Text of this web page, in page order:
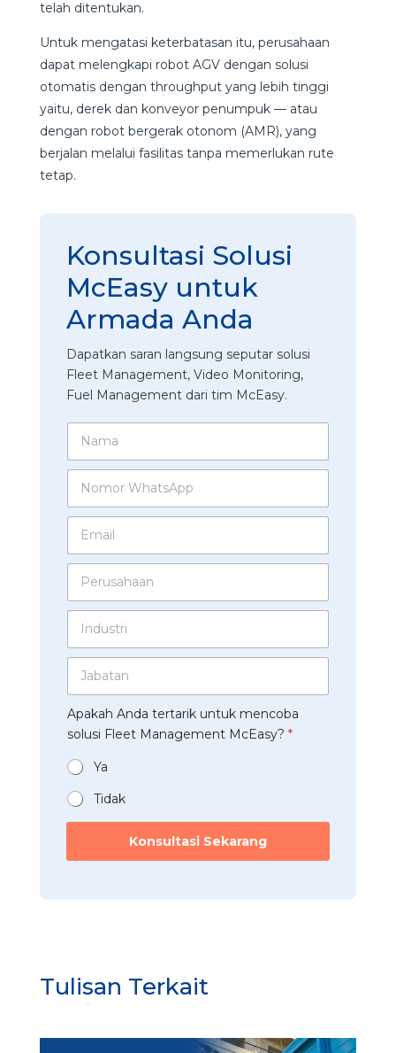
telah ditentukan.
Untuk mengatasi keterbatasan itu, perusahaan
dapat melengkapi robot AGV dengan solusi
otomatis dengan throughput yang lebih tinggi
yaitu, derek dan konveyor penumpuk — atau
dengan robot bergerak otonom (AMR), yang
berjalan melalui fasilitas tanpa memerlukan rute
tetap.
Konsultasi Solusi
McEasy untuk
Armada Anda
Dapatkan saran langsung seputar solusi
Fleet Management, Video Monitoring,
Fuel Management dari tim McEasy.
N
m
N
m
W
t
A
p
*
E
a
*
P
r
a
a
n
*
I
d
r
i
J
b
a
t
n
Apakah Anda tertarik untuk mencoba
solusi Fleet Management McEasy? *
Ya
Tidak
A
a
s
a
Konsultasi Sekarang
Tulisan Terkait